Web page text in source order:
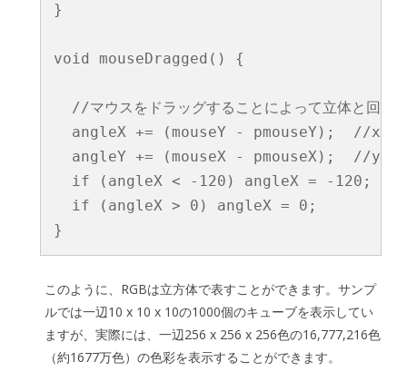
}
void mouseDragged() {
  //マウスをドラッグすることによって立体と回転
angleX += (mouseY - pmouseY);  //x軸を
angleY += (mouseX - pmouseX);  //y軸を
if (angleX < -120) angleX = -120;  //上
  if (angleX > 0) angleX = 0;
このように、RGBは立方体で表すことができます。サンプ
ルでは一辺10 x 10 x 10の1000個のキューブを表示してい
ますが、実際には、一辺256 x 256 x 256色の16,777,216色
（約1677万色）の色彩を表示することができます。